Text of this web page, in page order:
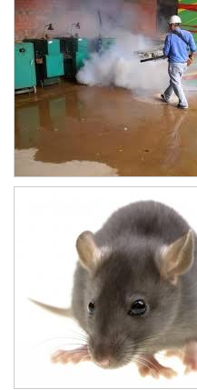
Xe đẩy làm vệ sinh Sài Gòn